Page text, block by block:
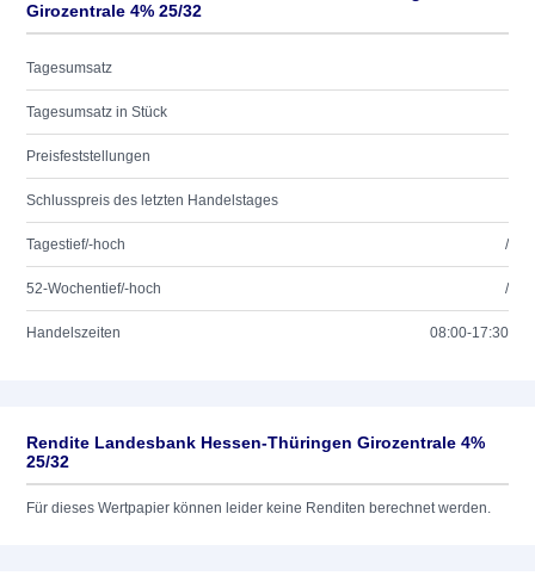
Girozentrale 4% 25/32
Tagesumsatz
Tagesumsatz in Stück
Preisfeststellungen
Schlusspreis des letzten Handelstages
Tagestief/-hoch /
52-Wochentief/-hoch /
Handelszeiten 08:00-17:30
Rendite Landesbank Hessen-Thüringen Girozentrale 4%
25/32
Für dieses Wertpapier können leider keine Renditen berechnet werden.